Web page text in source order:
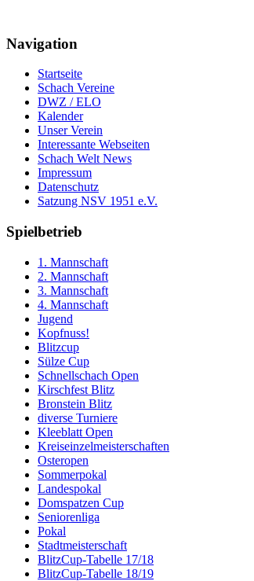
Navigation
Startseite
Schach Vereine
DWZ / ELO
Kalender
Unser Verein
Interessante Webseiten
Schach Welt News
Impressum
Datenschutz
Satzung NSV 1951 e.V.
Spielbetrieb
1. Mannschaft
2. Mannschaft
3. Mannschaft
4. Mannschaft
Jugend
Kopfnuss!
Blitzcup
Sülze Cup
Schnellschach Open
Kirschfest Blitz
Bronstein Blitz
diverse Turniere
Kleeblatt Open
Kreiseinzelmeisterschaften
Osteropen
Sommerpokal
Landespokal
Domspatzen Cup
Seniorenliga
Pokal
Stadtmeisterschaft
BlitzCup-Tabelle 17/18
BlitzCup-Tabelle 18/19